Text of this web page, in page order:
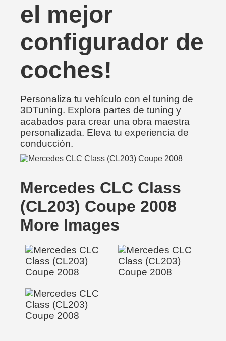
el mejor
configurador de
coches!
Personaliza tu vehículo con el tuning de
3DTuning. Explora partes de tuning y
acabados para crear una obra maestra
personalizada. Eleva tu experiencia de
conducción.
Mercedes CLC Class
(CL203) Coupe 2008
More Images